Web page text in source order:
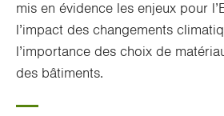
mis en évidence les enjeux pour
l’impact des changements
l’importance des choix de
des bâtiments.